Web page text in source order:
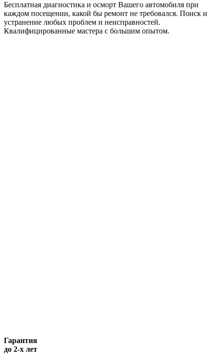
Бесплатная диагностика и осморт Вашего автомобиля при
каждом посещении, какой бы ремонт не требовался. Поиск и
устранение любых проблем и неисправностей.
Квалифицированные мастера с большим опытом.
Гарантия
до 2-х лет